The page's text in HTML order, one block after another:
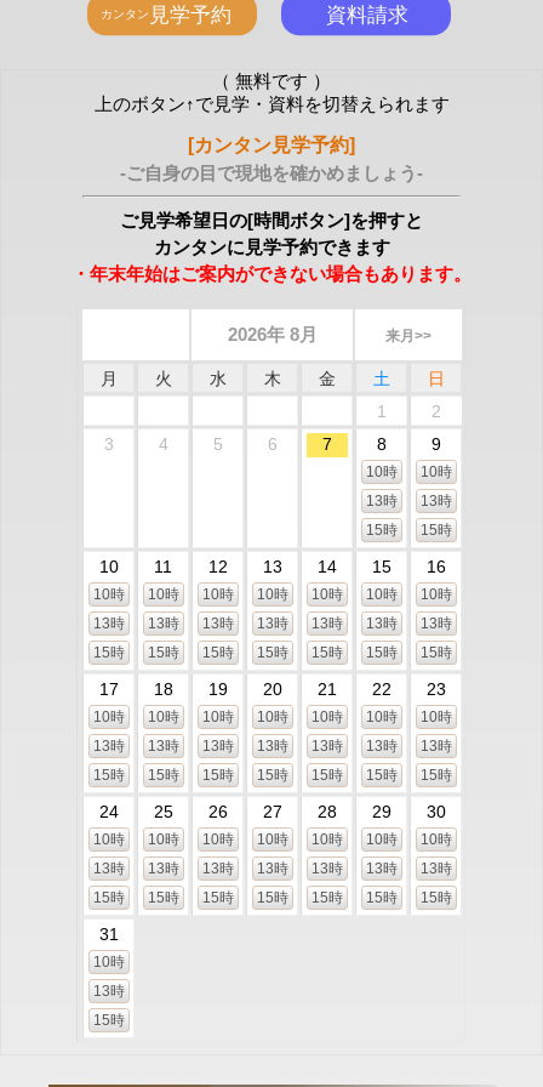
（ 無料です ）
上のボタン↑で見学・資料を切替えられます
[カンタン見学予約]
-ご自身の目で現地を確かめましょう-
ご見学希望日の[時間ボタン]を押すと
カンタンに見学予約できます
・年末年始はご案内ができない場合もあります。
2026年 8月 来月>>
月 火 水 木 金 土
日
1
2
3
4 5 6 7 8
10時
13時
15時
9
10時
13時
15時
10
10時
13時
15時
11
10時
13時
15時
12
10時
13時
15時
13
10時
13時
15時
14
10時
13時
15時
15
10時
13時
15時
16
10時
13時
15時
17
10時
13時
15時
18
10時
13時
15時
19
10時
13時
15時
20
10時
13時
15時
21
10時
13時
15時
22
10時
13時
15時
23
10時
13時
15時
24
10時
13時
15時
25
10時
13時
15時
26
10時
13時
15時
27
10時
13時
15時
28
10時
13時
15時
29
10時
13時
15時
30
10時
13時
15時
31
10時
13時
15時